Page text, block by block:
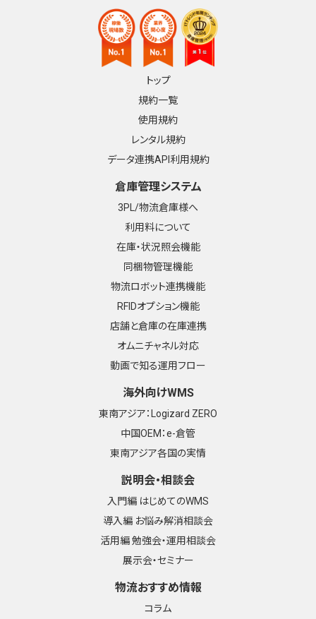
トップ
規約一覧
使用規約
レンタル規約
データ連携API利用規約
倉庫管理システム
3PL/物流倉庫様へ
利用料について
在庫・状況照会機能
同梱物管理機能
物流ロボット連携機能
RFIDオプション機能
店舗と倉庫の在庫連携
オムニチャネル対応
動画で知る運用フロー
海外向けWMS
東南アジア：Logizard ZERO
中国OEM：e-倉管
東南アジア各国の実情
説明会・相談会
入門編 はじめてのWMS
導入編 お悩み解消相談会
活用編 勉強会・運用相談会
展示会・セミナー
物流おすすめ情報
コラム